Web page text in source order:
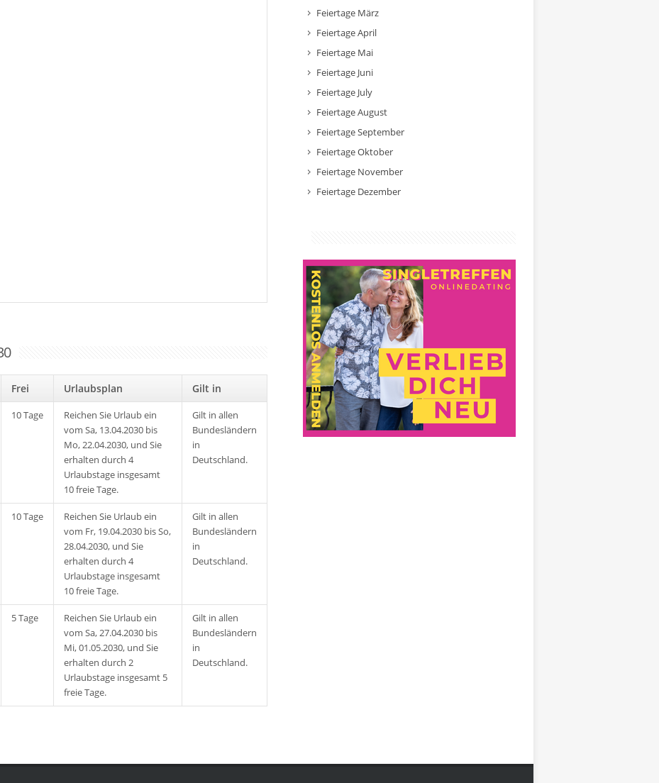
Frei Urlaubsplan Gilt in
10 Tage
Reichen Sie Urlaub ein
vom Sa, 13.04.2030 bis
Mo, 22.04.2030, und Sie
erhalten durch 4
Urlaubstage insgesamt
10 freie Tage.
Gilt in allen
Bundesländern
in
Deutschland.
10 Tage
Reichen Sie Urlaub ein
vom Fr, 19.04.2030 bis So,
28.04.2030, und Sie
erhalten durch 4
Urlaubstage insgesamt
10 freie Tage.
Gilt in allen
Bundesländern
in
Deutschland.
5 Tage
Reichen Sie Urlaub ein
vom Sa, 27.04.2030 bis
Mi, 01.05.2030, und Sie
erhalten durch 2
Urlaubstage insgesamt 5
freie Tage.
Gilt in allen
Bundesländern
in
Deutschland.
Feiertage März
Feiertage April
Feiertage Mai
Feiertage Juni
Feiertage July
Feiertage August
Feiertage September
Feiertage Oktober
Feiertage November
Feiertage Dezember